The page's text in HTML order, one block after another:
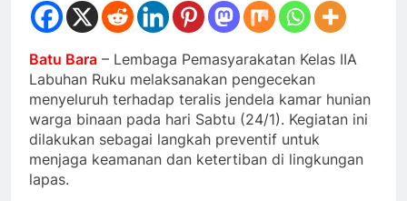
Batu Bara – Lembaga Pemasyarakatan Kelas IIA
Labuhan Ruku melaksanakan pengecekan
menyeluruh terhadap teralis jendela kamar hunian
warga binaan pada hari Sabtu (24/1). Kegiatan ini
dilakukan sebagai langkah preventif untuk
menjaga keamanan dan ketertiban di lingkungan
lapas.